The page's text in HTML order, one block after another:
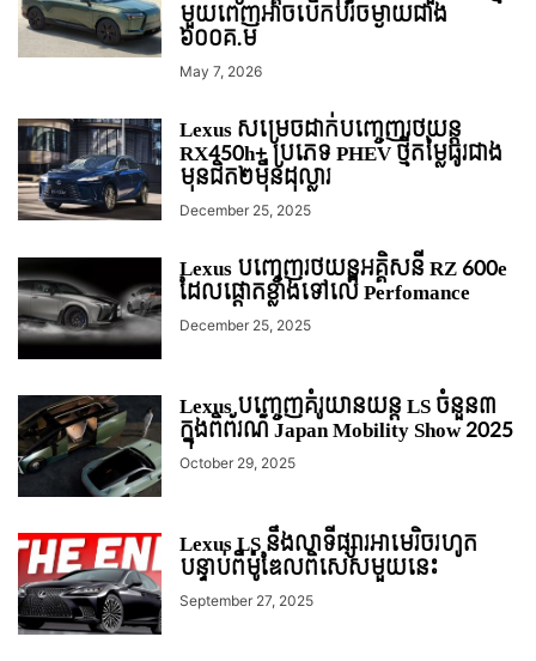
មួយពេញអាចបើកបរចម្ងាយជាង
៦០០គ.ម
May 7, 2026
Lexus សម្រេចដាក់បញ្ចេញរថយន្ដ
RX450h+ ប្រភេទ PHEV ថ្មីតម្លៃធូរជាង
មុនជិត២មុឺនដុល្លារ
December 25, 2025
Lexus បញ្ចេញរថយន្តអគ្គិសនី RZ 600e
ដែលផ្តោតខ្លាំងទៅលើ Perfomance
December 25, 2025
Lexus បញ្ចេញគំរូយានយន្ត LS ចំនួន៣
ក្នុងពិព័រណ៌ Japan Mobility Show 2025
October 29, 2025
Lexus LS នឹងលាទីផ្សារអាមេរិចរហូត
បន្ទាប់ពីម៉ូឌែលពិសេសមួយនេះ
September 27, 2025